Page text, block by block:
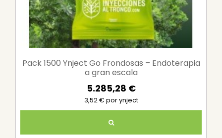
Pack 1500 Ynject Go Frondosas – Endoterapia
a gran escala
5.285,28 €
3,52 € por ynject